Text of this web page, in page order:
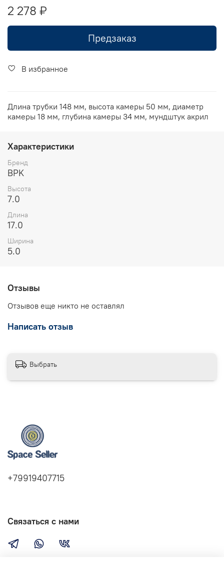
2 278 ₽
Предзаказ
В избранное
Длина трубки 148 мм, высота камеры 50 мм, диаметр
камеры 18 мм, глубина камеры 34 мм, мундштук акрил
Характеристики
Бренд
BPK
Высота
7.0
Длина
17.0
Ширина
5.0
Отзывы
Отзывов еще никто не оставлял
Написать отзыв
Выбрать
+79919407715
Связаться с нами